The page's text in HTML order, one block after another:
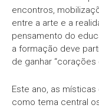
encontros,
entre a arte e a
pensamento do
a formação deve
de ganhar “corações
Este ano, as
como tema central